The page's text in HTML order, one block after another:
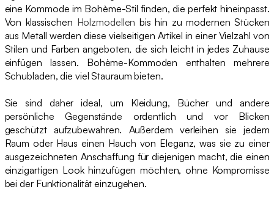
eine Kommode im Bohème-Stil finden, die perfekt hineinpasst.
Von klassischen Holzmodellen bis hin zu modernen Stücken
aus Metall werden diese vielseitigen Artikel in einer Vielzahl von
Stilen und Farben angeboten, die sich leicht in jedes Zuhause
einfügen lassen. Bohème-Kommoden enthalten mehrere
Schubladen, die viel Stauraum bieten.
Sie sind daher ideal, um Kleidung, Bücher und andere
persönliche Gegenstände ordentlich und vor Blicken
geschützt aufzubewahren. Außerdem verleihen sie jedem
Raum oder Haus einen Hauch von Eleganz, was sie zu einer
ausgezeichneten Anschaffung für diejenigen macht, die einen
einzigartigen Look hinzufügen möchten, ohne Kompromisse
bei der Funktionalität einzugehen.